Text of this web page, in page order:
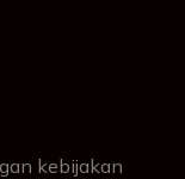
kebijakan